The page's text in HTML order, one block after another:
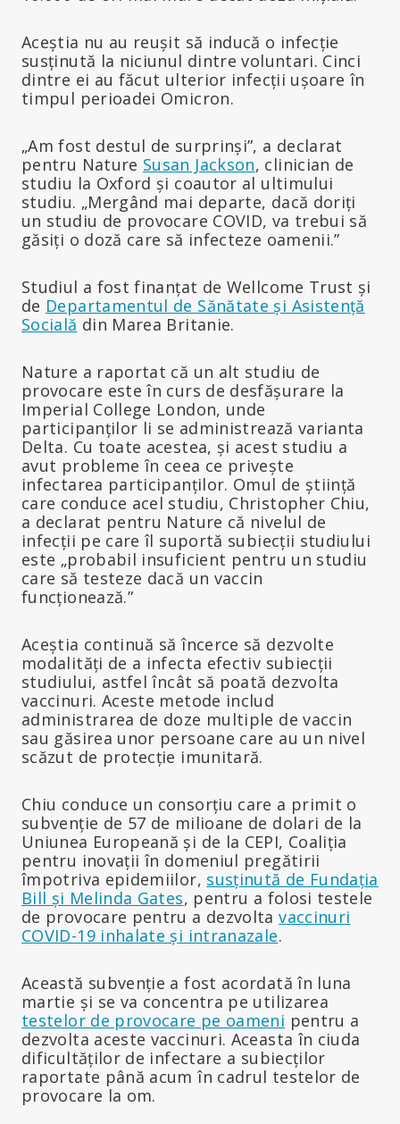
Aceștia nu au reușit să inducă o infecție
susținută la niciunul dintre voluntari. Cinci
dintre ei au făcut ulterior infecții ușoare în
timpul perioadei Omicron.
„Am fost destul de surprinși”, a declarat
pentru Nature Susan Jackson, clinician de
studiu la Oxford și coautor al ultimului
studiu. „Mergând mai departe, dacă doriți
un studiu de provocare COVID, va trebui să
găsiți o doză care să infecteze oamenii.”
Studiul a fost finanțat de Wellcome Trust și
de Departamentul de Sănătate și Asistență
Socială din Marea Britanie.
Nature a raportat că un alt studiu de
provocare este în curs de desfășurare la
Imperial College London, unde
participanților li se administrează varianta
Delta. Cu toate acestea, și acest studiu a
avut probleme în ceea ce privește
infectarea participanților. Omul de știință
care conduce acel studiu, Christopher Chiu,
a declarat pentru Nature că nivelul de
infecții pe care îl suportă subiecții studiului
este „probabil insuficient pentru un studiu
care să testeze dacă un vaccin
funcționează.”
Aceștia continuă să încerce să dezvolte
modalități de a infecta efectiv subiecții
studiului, astfel încât să poată dezvolta
vaccinuri. Aceste metode includ
administrarea de doze multiple de vaccin
sau găsirea unor persoane care au un nivel
scăzut de protecție imunitară.
Chiu conduce un consorțiu care a primit o
subvenție de 57 de milioane de dolari de la
Uniunea Europeană și de la CEPI, Coaliția
pentru inovații în domeniul pregătirii
împotriva epidemiilor, susținută de Fundația
Bill și Melinda Gates, pentru a folosi testele
de provocare pentru a dezvoltavaccinuri
COVID-19 inhalate și intranazale.
Această subvenție a fost acordată în luna
martie și se va concentra pe utilizarea
testelor de provocare pe oameni pentru a
dezvolta aceste vaccinuri. Aceasta în ciuda
dificultăților de infectare a subiecților
raportate până acum în cadrul testelor de
provocare la om.